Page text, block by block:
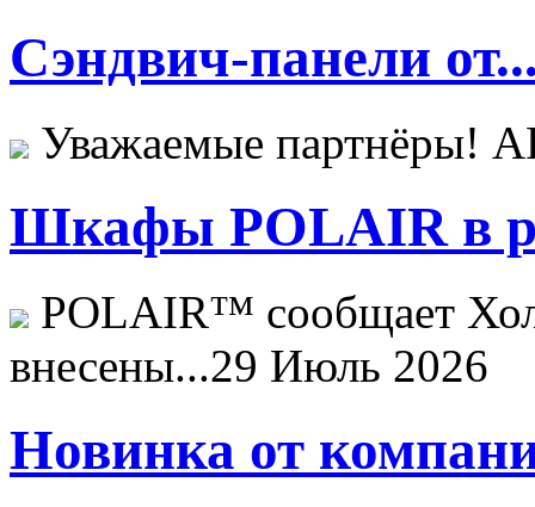
Сэндвич-панели
Уважаемые
Шкафы POLAIR в
POLAIR™ сообщает
внесены...29 Июль 2026
Новинка от